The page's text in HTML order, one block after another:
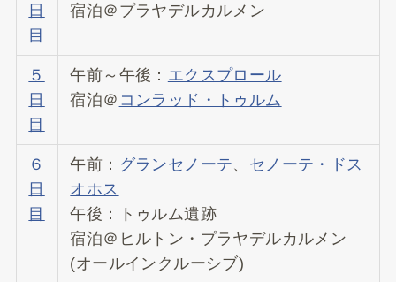
日
目
宿泊＠プラヤデルカルメン
５
日
目
午前～午後： エクスプロール
宿泊＠ コンラッド・トゥルム
６
日
目
午前： グランセノーテ、 セノーテ・ドス
オホス
午後：トゥルム遺跡
宿泊＠ヒルトン・プラヤデルカルメン
(オールインクルーシブ)